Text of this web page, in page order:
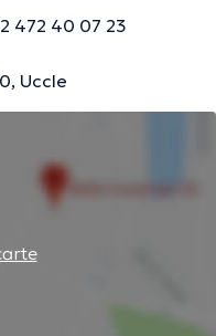
472 40 07 23
Uccle